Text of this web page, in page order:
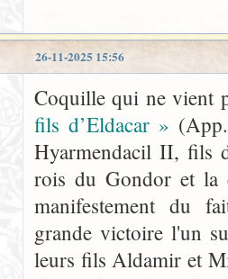
26-11-2025 15:56
Coquille qui ne vient
fils d’Eldacar »
Hyarmendacil II, fils
rois du Gondor et la
manifestement du
grande victoire l'un
leurs fils Aldamir et